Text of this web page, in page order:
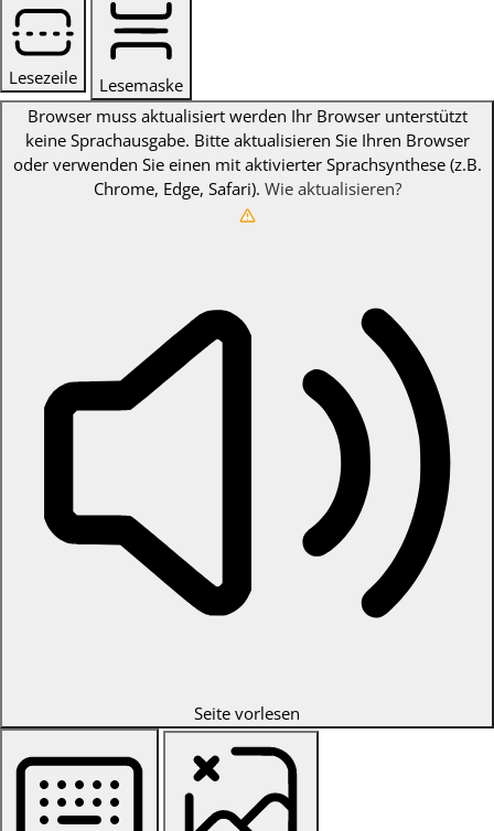
Lesezeile
Lesemaske
Browser muss aktualisiert werden Ihr Browser unterstützt
keine Sprachausgabe. Bitte aktualisieren Sie Ihren Browser
oder verwenden Sie einen mit aktivierter Sprachsynthese (z.B.
Chrome, Edge, Safari). Wie aktualisieren?
Seite vorlesen